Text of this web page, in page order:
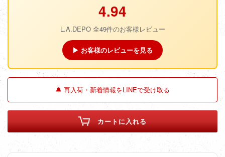
4.94
L.A.DEPO 全49件のお客様レビュー
▶ お客様のレビューを見る
🔔 再入荷・新着情報をLINEで受け取る
カートに入れる